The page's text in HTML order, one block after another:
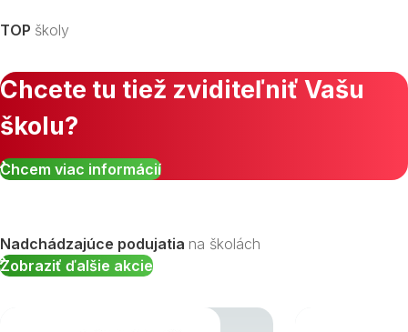
Zobraziť všetky študijné odbory »
TOP školy
Chcete tu tiež zviditeľniť Vašu
školu?
Chcem viac informácií
Nadchádzajúce podujatia na školách
Zobraziť ďalšie akcie